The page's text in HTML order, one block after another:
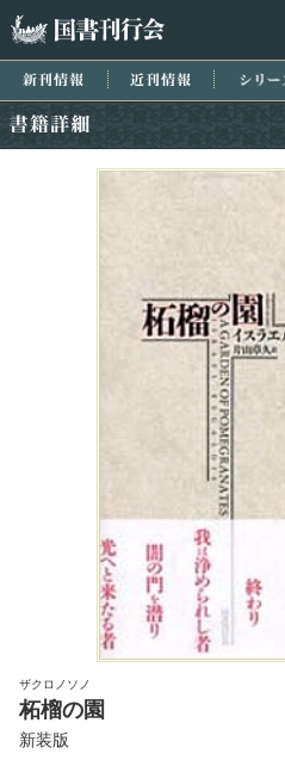
新刊情報 近刊情報
ザクロノソノ
柘榴の園
新装版